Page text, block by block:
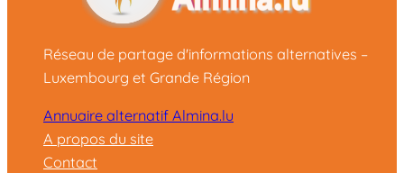
Réseau de partage d'informations alternatives –
Luxembourg et Grande Région
Annuaire alternatif Almina.lu
A propos du site
Contact